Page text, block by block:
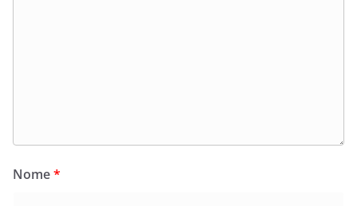
Nome*